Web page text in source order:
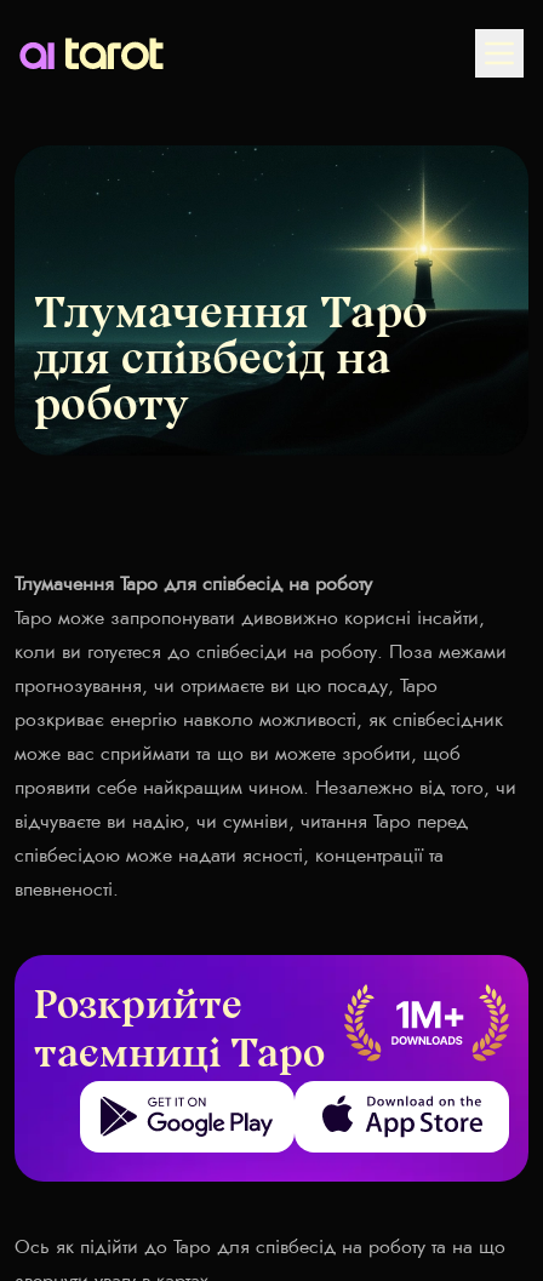
Тлумачення Таро
для співбесід на
роботу
Тлумачення Таро для співбесід на роботу
Таро може запропонувати дивовижно корисні інсайти,
коли ви готуєтеся до співбесіди на роботу. Поза межами
прогнозування, чи отримаєте ви цю посаду, Таро
розкриває енергію навколо можливості, як співбесідник
може вас сприймати та що ви можете зробити, щоб
проявити себе найкращим чином. Незалежно від того, чи
відчуваєте ви надію, чи сумніви, читання Таро перед
співбесідою може надати ясності, концентрації та
впевненості.
Розкрийте
таємниці Таро
Get it on Google Play Download on the App Store
Ось як підійти до Таро для співбесід на роботу та на що